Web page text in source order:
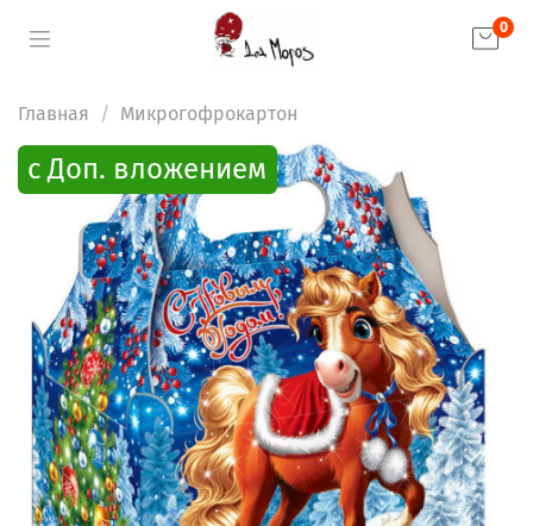
0
Главная Микрогофрокартон
с Доп. вложением